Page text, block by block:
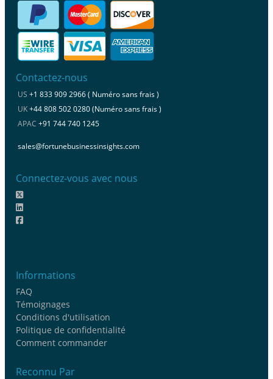
Contactez-nous
US +1 833 909 2966 ( Numéro sans frais )
UK+44 808 502 0280 (Numéro sans frais )
APAC +91 744 740 1245
sales@fortunebusinessinsights.com
Connectez-vous avec nous
Informations
FAQ
Témoignages
Conditions d'utilisation
Politique de confidentialité
Comment commander
Reconnu Par